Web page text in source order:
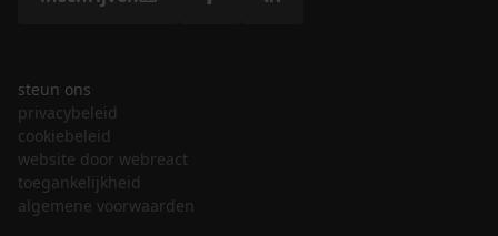
steun ons
privacybeleid
cookiebeleid
website door webreact
toegankelijkheid
algemene voorwaarden